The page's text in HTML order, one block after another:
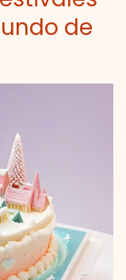
de